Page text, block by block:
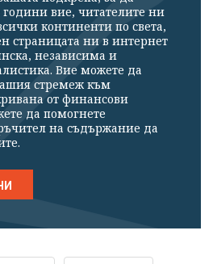
вие, читателите ни
континенти по света,
страницата ни в интернет
независима и
Вие можете да
стремеж към
от финансови
да помогнете
на съдържание да